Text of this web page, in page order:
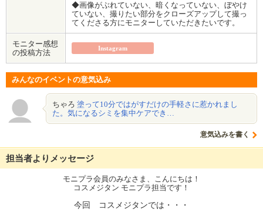
◆画像がぶれていない、暗くなっていない、ぼやけ
ていない、撮りたい部分をクローズアップして撮っ
てくださる方にモニターしていただきたいです。
モニター感想
の投稿方法
Instagram
みんなのイベントの意気込み
ちゃろ 塗って10分ではがすだけの手軽さに惹かれまし
た。気になるシミを集中ケアでき…
意気込みを書く
担当者よりメッセージ
モニプラ会員のみなさま、こんにちは！
コスメジタン モニプラ担当です！
今回 コスメジタンでは・・・